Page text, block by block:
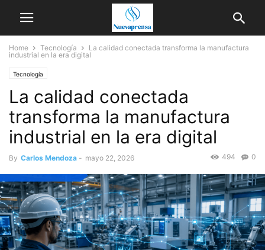
Home Tecnología
La calidad conectada transforma la manufactura
industrial en la era digital
Tecnología
La calidad conectada
transforma la manufactura
industrial en la era digital
By Carlos Mendoza - mayo 22, 2026 0
494